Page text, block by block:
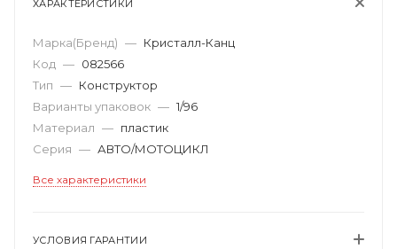
ХАРАКТЕРИСТИКИ
Марка(Бренд) — Кристалл-Канц
Код — 082566
Тип — Конструктор
Варианты упаковок — 1/96
Материал — пластик
Серия — АВТО/МОТОЦИКЛ
Все характеристики
УСЛОВИЯ ГАРАНТИИ